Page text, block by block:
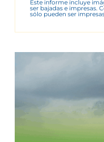
Este informe incluye
ser bajadas e impresas.
sólo pueden ser